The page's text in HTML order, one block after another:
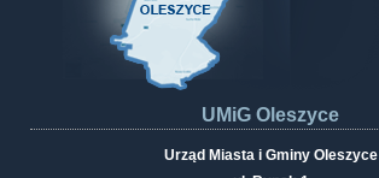
UMiG Oleszyce
Urząd Miasta i Gminy Oleszyce